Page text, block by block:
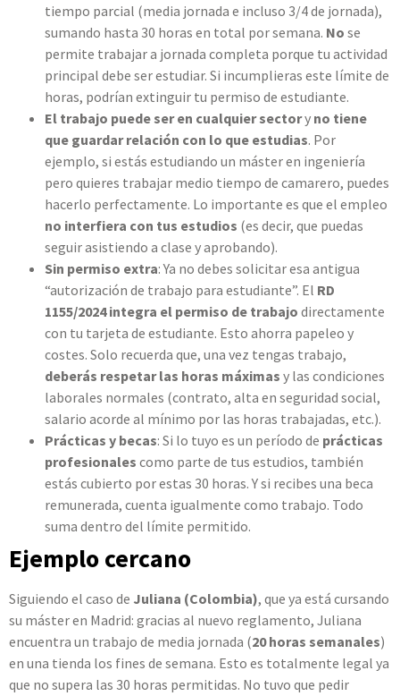
tiempo parcial (media jornada e incluso 3/4 de jornada),
sumando hasta 30 horas en total por semana. No se
permite trabajar a jornada completa porque tu actividad
principal debe ser estudiar. Si incumplieras este límite de
horas, podrían extinguir tu permiso de estudiante.
El trabajo puede ser en cualquier sectory no tiene
que guardar relación con lo que estudias. Por
ejemplo, si estás estudiando un máster en ingeniería
pero quieres trabajar medio tiempo de camarero, puedes
hacerlo perfectamente. Lo importante es que el empleo
no interfiera con tus estudios (es decir, que puedas
seguir asistiendo a clase y aprobando).
Sin permiso extra: Ya no debes solicitar esa antigua
“autorización de trabajo para estudiante”. El RD
1155/2024 integra el permiso de trabajo directamente
con tu tarjeta de estudiante. Esto ahorra papeleo y
costes. Solo recuerda que, una vez tengas trabajo,
deberás respetar las horas máximas y las condiciones
laborales normales (contrato, alta en seguridad social,
salario acorde al mínimo por las horas trabajadas, etc.).
Prácticas y becas: Si lo tuyo es un período de prácticas
profesionales como parte de tus estudios, también
estás cubierto por estas 30 horas. Y si recibes una beca
remunerada, cuenta igualmente como trabajo. Todo
suma dentro del límite permitido.
Ejemplo cercano
Siguiendo el caso de Juliana (Colombia), que ya está cursando
su máster en Madrid: gracias al nuevo reglamento, Juliana
encuentra un trabajo de media jornada (20 horas semanales)
en una tienda los fines de semana. Esto es totalmente legal ya
que no supera las 30 horas permitidas. No tuvo que pedir